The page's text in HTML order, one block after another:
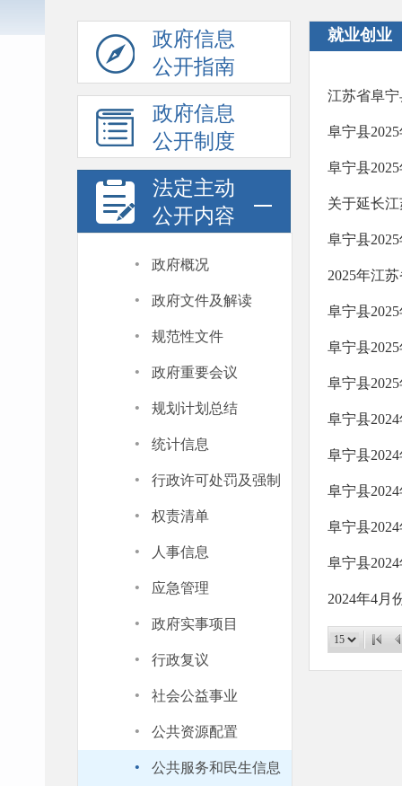
政府信息
公开指南
政府信息
公开制度
法定主动
公开内容
· 政府概况
· 政府文件及解读
· 规范性文件
· 政府重要会议
· 规划计划总结
· 统计信息
· 行政许可处罚及强制
· 权责清单
· 人事信息
· 应急管理
· 政府实事项目
· 行政复议
· 社会公益事业
· 公共资源配置
· 公共服务和民生信息
就业创业
江苏省阜
阜宁县
阜宁县
关于延长
阜宁县
阜宁县
阜宁县
阜宁县
阜宁县
阜宁县
阜宁县
阜宁县
阜宁县
2024年4月